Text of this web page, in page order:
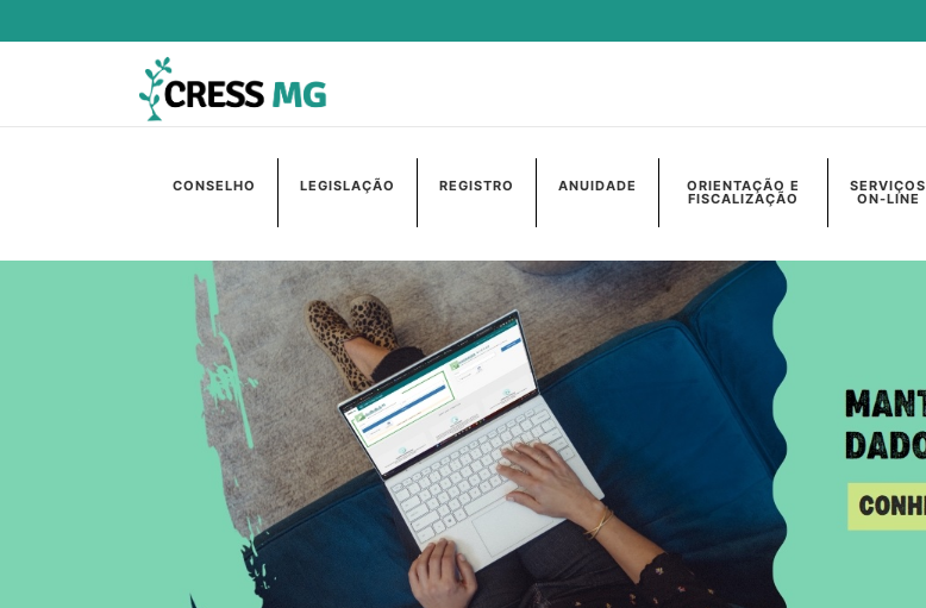
CONSELHO LEGISLAÇÃO REGISTRO ANUIDADE ORIENTAÇÃO E
FISCALIZAÇÃO
SERVIÇOS
ON-LINE